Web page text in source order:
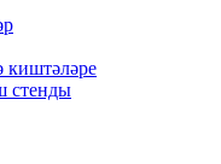
стенды